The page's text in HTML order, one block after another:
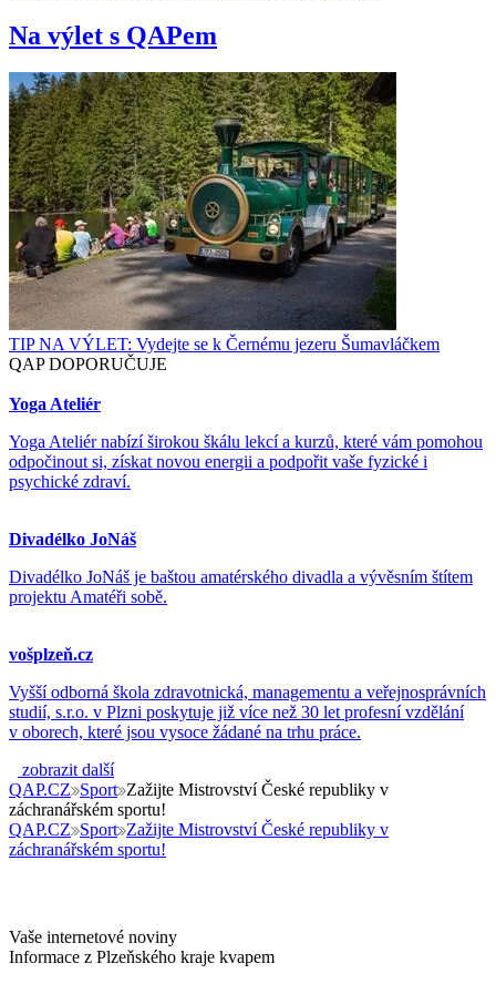
Na výlet s QAPem
TIP NA VÝLET: Vydejte se k Černému jezeru Šumavláčkem
QAP DOPORUČUJE
Yoga Ateliér
Yoga Ateliér nabízí širokou škálu lekcí a kurzů, které vám pomohou
odpočinout si, získat novou energii a podpořit vaše fyzické i
psychické zdraví.
Divadélko JoNáš
Divadélko JoNáš je baštou amatérského divadla a vývěsním štítem
projektu Amatéři sobě.
vošplzeň.cz
Vyšší odborná škola zdravotnická, managementu a veřejnosprávních
studií, s.r.o. v Plzni poskytuje již více než 30 let profesní vzdělání
v oborech, které jsou vysoce žádané na trhu práce.
zobrazit další
QAP.CZ Sport Zažijte Mistrovství České republiky v
záchranářském sportu!
QAP.CZ Sport Zažijte Mistrovství České republiky v
záchranářském sportu!
Vaše internetové noviny
Informace z Plzeňského kraje kvapem